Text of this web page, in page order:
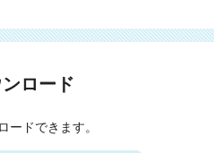
ロード
ードできます。